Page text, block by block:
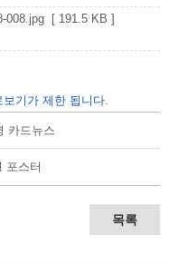
008.jpg [ 191.5 KB ]
기가 제한 됩니다.
카드뉴스
포스터
목록